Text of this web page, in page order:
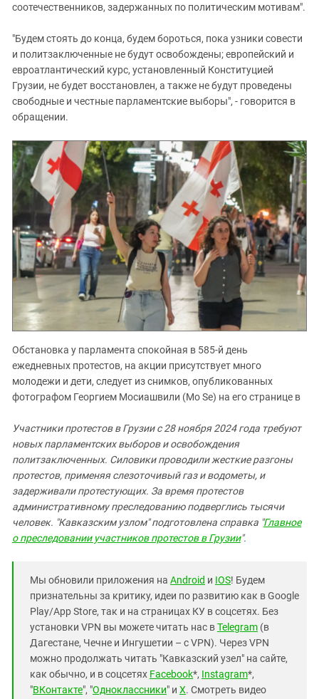
соотечественников, задержанных по политическим мотивам".
"Будем стоять до конца, будем бороться, пока узники совести
и политзаключенные не будут освобождены; европейский и
евроатлантический курс, установленный Конституцией
Грузии, не будет восстановлен, а также не будут проведены
свободные и честные парламентские выборы", - говорится в
обращении.
Обстановка у парламента спокойная в 585-й день
ежедневных протестов, на акции присутствует много
молодежи и дети, следует из снимков, опубликованных
фотографом Георгием Мосиашвили (Mo Se) на его странице в
Участники протестов в Грузии с 28 ноября 2024 года требуют
новых парламентских выборов и освобождения
политзаключенных. Силовики проводили жесткие разгоны
протестов, применяя слезоточивый газ и водометы, и
задерживали протестующих. За время протестов
административному преследованию подверглись тысячи
человек. "Кавказским узлом" подготовлена справка "Главное
о преследовании участников протестов в Грузии".
Мы обновили приложения на Android и IOS! Будем
признательны за критику, идеи по развитию как в Google
Play/App Store, так и на страницах КУ в соцсетях. Без
установки VPN вы можете читать нас вTelegram (в
Дагестане, Чечне и Ингушетии – с VPN). Через VPN
можно продолжать читать "Кавказский узел" на сайте,
как обычно, и в соцсетях Facebook*, Instagram*,
"ВКонтакте", "Одноклассники" и X. Смотреть видео